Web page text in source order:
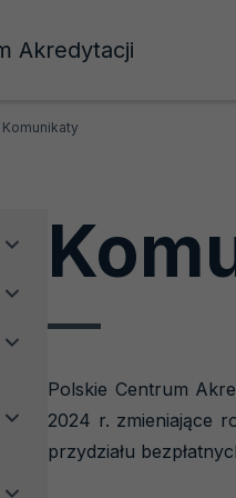
Akredytacji
Komunikaty
Polskie Centrum
2024 r. zmieniające
przydziału